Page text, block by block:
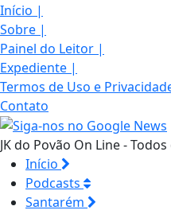
Início |
Sobre |
Painel do Leitor |
Expediente |
Termos de Uso e
Contato
JK do Povão On Line -
Início
Podcasts
Santarém